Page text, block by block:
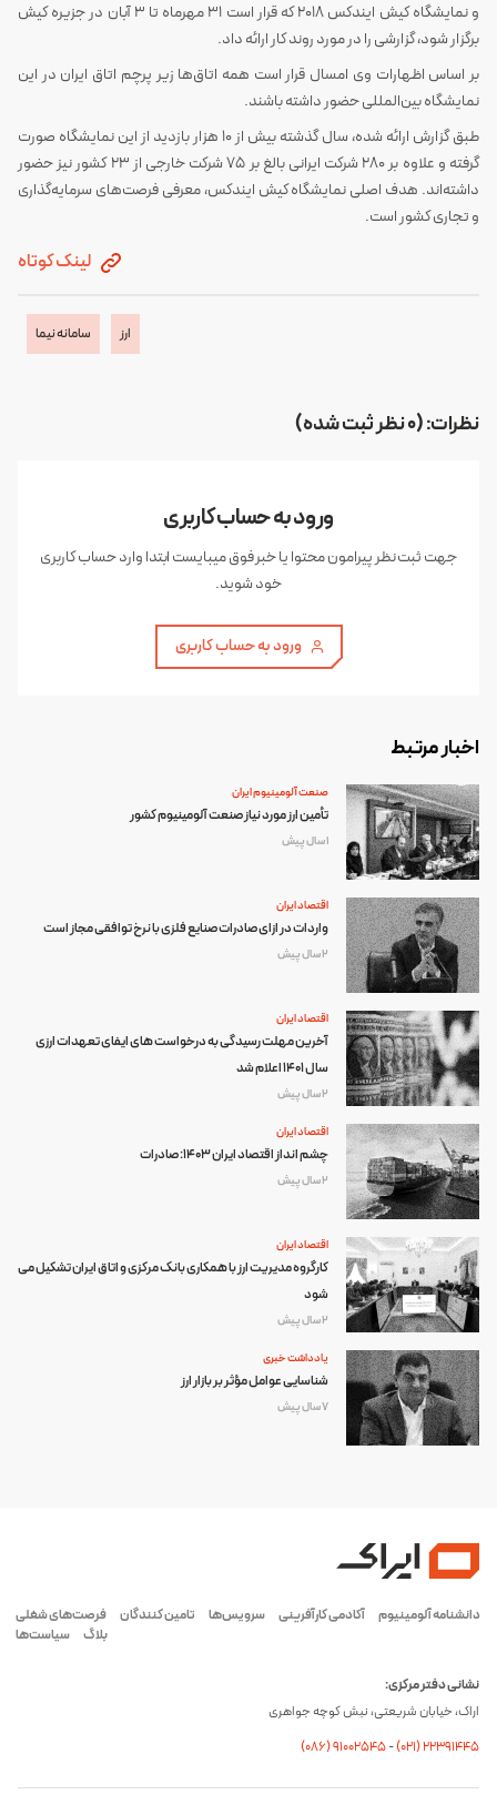
و نمایشگاه کیش ایندکس 2018 که قرار است 31 مهرماه تا 3 آبان در جزیره کیش
برگزار شود، گزارشی را در مورد روند کار ارائه داد.
بر اساس اظهارات وی امسال قرار است همه اتاق‌ها زیر پرچم اتاق ایران در این
نمایشگاه بین‌المللی حضور داشته باشند.
طبق گزارش ارائه شده، سال گذشته بیش از 10 هزار بازدید از این نمایشگاه صورت
گرفته و علاوه بر 280 شرکت ایرانی بالغ بر 75 شرکت خارجی از 23 کشور نیز حضور
داشته‌اند. هدف اصلی نمایشگاه کیش ایندکس، معرفی فرصت‌های سرمایه‌گذاری
و تجاری کشور است.
لینک کوتاه
ارز سامانه نیما
نظرات: (0 نظر ثبت شده)
ورود به حساب کاربری
جهت ثبت نظر پیرامون محتوا یا خبر فوق میبایست ابتدا وارد حساب کاربری
خود شوید.
ورود به حساب کاربری
اخبار مرتبط
صنعت آلومینیوم ایران
تأمین ارز مورد نیاز صنعت آلومینیوم کشور
1 سال پیش
اقتصاد ایران
واردات در ازای صادرات صنایع فلزی با نرخ توافقی مجاز است
2 سال پیش
اقتصاد ایران
آخرین مهلت رسیدگی به درخواست های ایفای تعهدات ارزی
سال ۱۴۰۱ اعلام شد
2 سال پیش
اقتصاد ایران
چشم انداز اقتصاد ایران 1403: صادرات
2 سال پیش
اقتصاد ایران
کارگروه مدیریت ارز با همکاری بانک مرکزی و اتاق ایران تشکیل می
شود
2 سال پیش
یادداشت خبری
شناسایی عوامل مؤثر بر بازار ارز
7 سال پیش
دانشنامه آلومینیوم آکادمی کارآفرینی سرویس‌ها تامین کنندگان
فرصت‌های شغلی
بلاگ
سیاست‌ها
نشانی دفتر مرکزی:
اراک، خیابان شریعتی، نبش کوچه جواهری
(۰۸۶) ۹۱۰۰۲۵۴۵-(۰21) 22391445